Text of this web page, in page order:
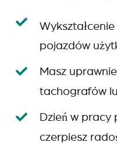
Wykształcenie
pojazdów
Masz
tachografów
Dzień w pracy
czerpiesz